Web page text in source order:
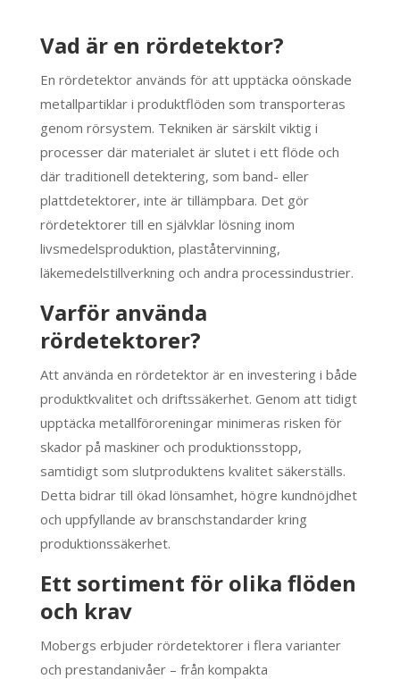
Vad är en rördetektor?
En rördetektor används för att upptäcka oönskade
metallpartiklar i produktflöden som transporteras
genom rörsystem. Tekniken är särskilt viktig i
processer där materialet är slutet i ett flöde och
där traditionell detektering, som band- eller
plattdetektorer, inte är tillämpbara. Det gör
rördetektorer till en självklar lösning inom
livsmedelsproduktion, plaståtervinning,
läkemedelstillverkning och andra processindustrier.
Varför använda
rördetektorer?
Att använda en rördetektor är en investering i både
produktkvalitet och driftssäkerhet. Genom att tidigt
upptäcka metallföroreningar minimeras risken för
skador på maskiner och produktionsstopp,
samtidigt som slutproduktens kvalitet säkerställs.
Detta bidrar till ökad lönsamhet, högre kundnöjdhet
och uppfyllande av branschstandarder kring
produktionssäkerhet.
Ett sortiment för olika flöden
och krav
Mobergs erbjuder rördetektorer i flera varianter
och prestandanivåer – från kompakta